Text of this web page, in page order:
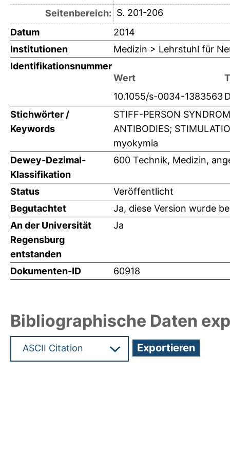
Seitenbereich: S. 201-206
Datum
2014
Institutionen
Medizin > Lehrstuhl für
Identifikationsnummer
Wert
10.1055/s-0034-1383563
Stichwörter /
Keywords
STIFF-PERSON
ANTIBODIES;
myokymia
Dewey-Dezimal-
Klassifikation
600 Technik, Medizin,
Status
Veröffentlicht
Begutachtet
Ja, diese Version wurde
An der Universität
Regensburg
entstanden
Ja
Dokumenten-ID 60918
Bibliographische Daten